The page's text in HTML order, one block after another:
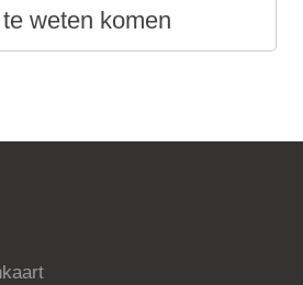
weten komen